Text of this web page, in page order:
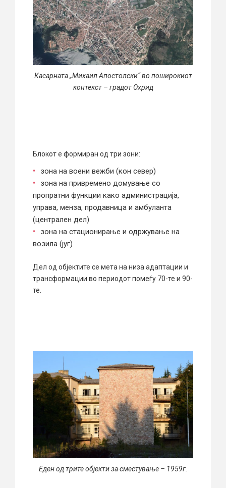
Касарната „Михаил Апостолски“ во поширокиот
контекст – градот Охрид
Блокот е формиран од три зони:
зона на воени вежби (кон север)
зона на привремено домување со
пропратни функции како администрација,
управа, менза, продавница и амбуланта
(централен дел)
зона на стационирање и одржување на
возила (југ)
Дел од објектите се мета на низа адаптации и
трансформации во периодот помеѓу 70-те и 90-
те.
Еден од трите објекти за сместување – 1959г.